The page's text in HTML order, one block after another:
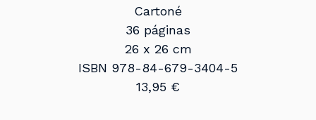
Cartoné
36 páginas
26 x 26 cm
ISBN 978-84-679-3404-5
13,95 €